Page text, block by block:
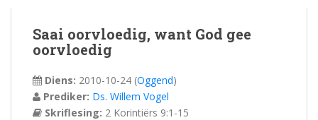
Saai oorvloedig, want God gee
oorvloedig
Diens: 2010-10-24 (Oggend)
Prediker: Ds. Willem Vogel
Skriflesing: 2 Korintiërs 9:1-15